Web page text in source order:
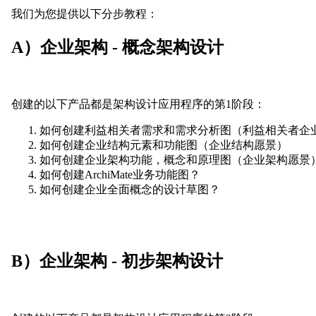
我们为您提供以下分步教程：
A）企业架构 - 概念架构设计
创建的以下产品都是架构设计应用程序的第1阶段：
如何创建利益相关者需求和需求分析图（利益相关者企
如何创建企业结构元素和功能图（企业结构愿景）
如何创建企业架构功能，概念和原理图（企业架构愿景）
如何创建ArchiMate业务功能图？
如何创建企业全面概念的设计草图？
B）企业架构 - 初步架构设计